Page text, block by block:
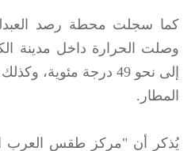
وصلت الحرارة داخل مدينة
إلى نحو 49 درجة
المطار.
يُذكر أن "مركز طقس العرب